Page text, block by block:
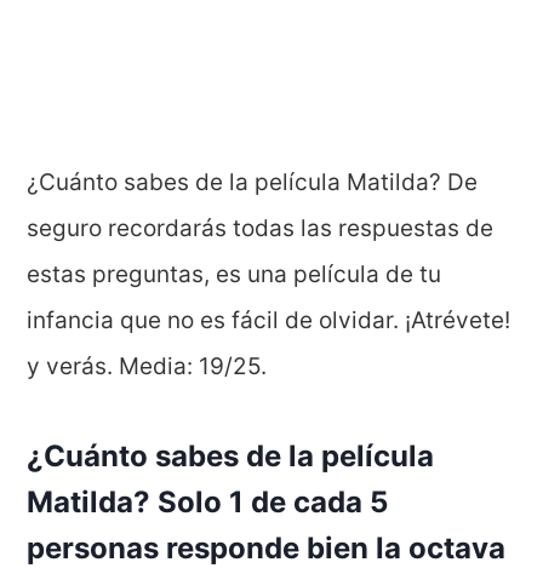
¿Cuánto sabes de la película Matilda? De
seguro recordarás todas las respuestas de
estas preguntas, es una película de tu
infancia que no es fácil de olvidar. ¡Atrévete!
y verás. Media: 19/25.
¿Cuánto sabes de la película
Matilda? Solo 1 de cada 5
personas responde bien la octava